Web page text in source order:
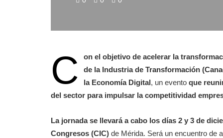
C
on el objetivo de acelerar la
de la Industria de Transformación
la Economía Digital, un evento que
del sector para impulsar la competitividad
La jornada se llevará a cabo los días 2 y 3 de
Congresos (CIC) de Mérida. Será un encuentro de